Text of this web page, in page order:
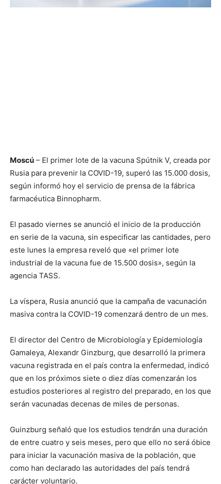
Moscú – El primer lote de la vacuna Spútnik V, creada por
Rusia para prevenir la COVID-19, superó las 15.000 dosis,
según informó hoy el servicio de prensa de la fábrica
farmacéutica Binnopharm.
El pasado viernes se anunció el inicio de la producción
en serie de la vacuna, sin especificar las cantidades, pero
este lunes la empresa reveló que «el primer lote
industrial de la vacuna fue de 15.500 dosis», según la
agencia TASS.
La víspera, Rusia anunció que la campaña de vacunación
masiva contra la COVID-19 comenzará dentro de un mes.
El director del Centro de Microbiología y Epidemiología
Gamaleya, Alexandr Ginzburg, que desarrolló la primera
vacuna registrada en el país contra la enfermedad, indicó
que en los próximos siete o diez días comenzarán los
estudios posteriores al registro del preparado, en los que
serán vacunadas decenas de miles de personas.
Guinzburg señaló que los estudios tendrán una duración
de entre cuatro y seis meses, pero que ello no será óbice
para iniciar la vacunación masiva de la población, que
como han declarado las autoridades del país tendrá
carácter voluntario.